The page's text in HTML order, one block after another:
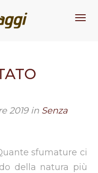
2019in Senza
ci
della natura più